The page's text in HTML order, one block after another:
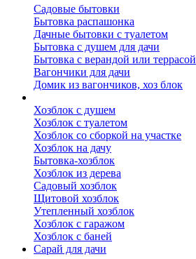
Садовые бытовки
Бытовка распашонка
Дачные бытовки с туалетом
Бытовка с душем для дачи
Бытовка с верандой или террасой
Вагончики для дачи
Домик из вагончиков, хоз блок
Хозблок с душем
Хозблок с туалетом
Хозблок со сборкой на участке
Хозблок на дачу
Бытовка-хозблок
Хозблок из дерева
Садовый хозблок
Щитовой хозблок
Утепленный хозблок
Хозблок с гаражом
Хозблок с баней
Сарай для дачи